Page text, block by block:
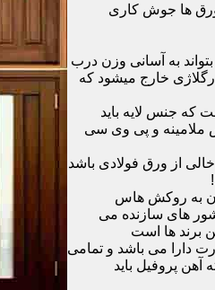
ورق ها جوش کاری
به آسانی وزن درب
خارج میشود که
که جنس لایه باید
ملامینه و پی وی سی
از ورق فولادی باشد
به روکش هاس
کشور های سازنده می
برند ها است
دارا می باشد و تمامی
پروفیل باید